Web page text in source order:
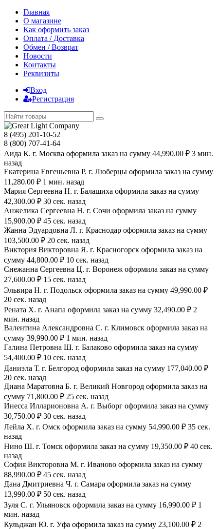
Главная
О магазине
Как оформить заказ
Оплата / Доставка
Обмен / Возврат
Новости
Контакты
Реквизиты
Вход
Регистрация
8 (495) 201-10-52
8 (800) 707-41-64
Аида К. г. Москва оформила заказ на сумму 44,990.00 ₽ 3 мин.
назад
Екатерина Евгеньевна Р. г. Люберцы оформила заказ на сумму
11,280.00 ₽ 1 мин. назад
Мария Сергеевна H. г. Балашиха оформила заказ на сумму
42,300.00 ₽ 30 сек. назад
Анжелика Сергеевна Н. г. Сочи оформила заказ на сумму
15,900.00 ₽ 45 сек. назад
Жанна Эдуардовна Л. г. Краснодар оформила заказ на сумму
103,500.00 ₽ 20 сек. назад
Виктория Викторовна Я. г. Красногорск оформила заказ на
сумму 44,800.00 ₽ 10 сек. назад
Снежанна Сергеевна Ц. г. Воронеж оформила заказ на сумму
27,600.00 ₽ 15 сек. назад
Эльвира Н. г. Подольск оформила заказ на сумму 49,990.00 ₽
20 сек. назад
Рената Х. г. Анапа оформила заказ на сумму 32,490.00 ₽ 2
мин. назад
Валентина Александровна С. г. Климовск оформила заказ на
сумму 39,990.00 ₽ 1 мин. назад
Галина Петровна Ш. г. Балаково оформила заказ на сумму
54,400.00 ₽ 10 сек. назад
Даниэла Т. г. Белгород оформила заказ на сумму 177,040.00 ₽
20 сек. назад
Диана Маратовна Б. г. Великий Новгород оформила заказ на
сумму 71,800.00 ₽ 25 сек. назад
Инесса Илларионовна А. г. Выборг оформила заказ на сумму
30,750.00 ₽ 30 сек. назад
Лейла Х. г. Омск оформила заказ на сумму 54,990.00 ₽ 35 сек.
назад
Нино Ш. г. Томск оформила заказ на сумму 19,350.00 ₽ 40 сек.
назад
София Викторовна М. г. Иваново оформила заказ на сумму
88,990.00 ₽ 45 сек. назад
Дана Дмитриевна Ч. г. Самара оформила заказ на сумму
13,990.00 ₽ 50 сек. назад
Зуля С. г. Ульяновск оформила заказ на сумму 16,990.00 ₽ 1
мин. назад
Кульджан Ю. г. Уфа оформила заказ на сумму 23,100.00 ₽ 2